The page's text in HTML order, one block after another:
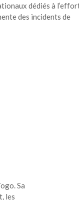
dédiés à
des incidents de
Sa
les